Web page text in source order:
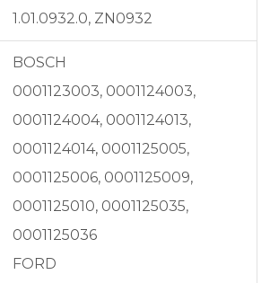
1.01.0932.0, ZN0932
BOSCH
0001123003, 0001124003,
0001124004, 0001124013,
0001124014, 0001125005,
0001125006, 0001125009,
0001125010, 0001125035,
0001125036
FORD